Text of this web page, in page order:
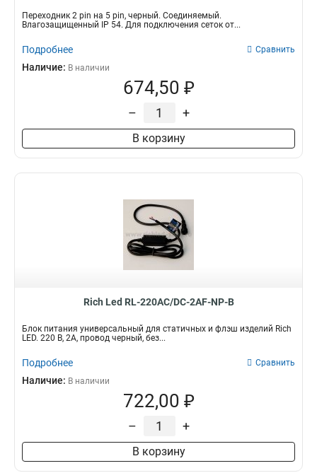
Переходник 2 pin на 5 pin, черный. Соединяемый.
Влагозащищенный IP 54. Для подключения сеток от...
Подробнее Сравнить
Наличие: В наличии
674,50 ₽
– +
В корзину
Rich Led RL-220AC/DC-2AF-NP-B
Блок питания универсальный для статичных и флэш изделий Rich
LED. 220 В, 2А, провод черный, без...
Подробнее Сравнить
Наличие: В наличии
722,00 ₽
– +
В корзину